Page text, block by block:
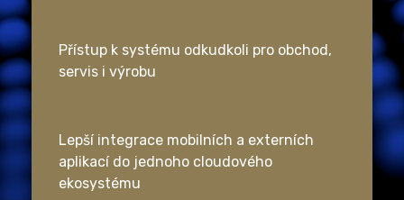
Přístup k systému odkudkoli pro obchod,
servis i výrobu
Lepší integrace mobilních a externích
aplikací do jednoho cloudového
ekosystému